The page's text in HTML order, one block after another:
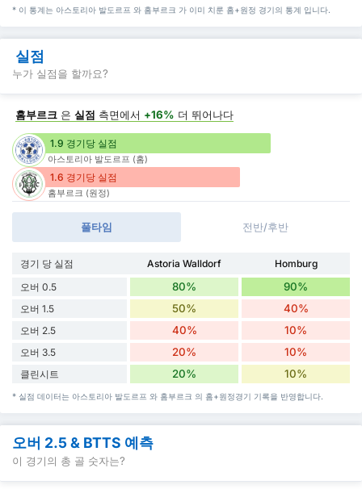
* 이 통계는 아스토리아 발도르프 와 홈부르크 가 이미 치룬 홈+원정 경기의 통계 입니다.
실점
누가 실점을 할까요?
홈부르크 은 실점 측면에서 +16% 더 뛰어나다
1.9 경기당 실점
아스토리아 발도르프 (홈)
1.6 경기당 실점
홈부르크 (원정)
풀타임 전반/후반
경기 당 실점 Astoria Walldorf
Homburg
오버 0.5
80% 90%
오버 1.5 50% 40%
오버 2.5 40% 10%
오버 3.5 20% 10%
클린시트 20% 10%
* 실점 데이터는 아스토리아 발도르프 와 홈부르크 의 홈+원정경기 기록을 반영합니다.
오버 2.5 & BTTS 예측
이 경기의 총 골 숫자는?